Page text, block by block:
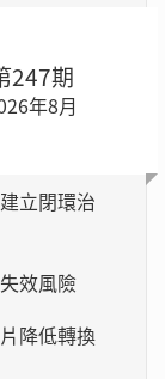
247期
年8月
立閉環治
效風險
降低轉換